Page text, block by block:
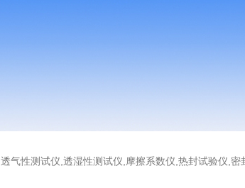
透气性测试仪,透湿性测试仪,摩擦系数仪,热封试验仪,密封试验仪,等